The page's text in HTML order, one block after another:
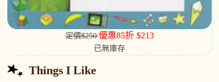
定價$250優惠85折 $213
已無庫存
Things I Like